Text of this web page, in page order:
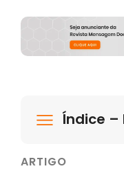
Índice –
ARTIGO